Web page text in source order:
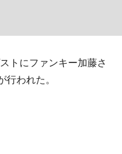
トにファンキー加藤さ
われた。